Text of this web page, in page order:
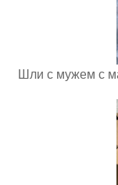
Шли с мужем с